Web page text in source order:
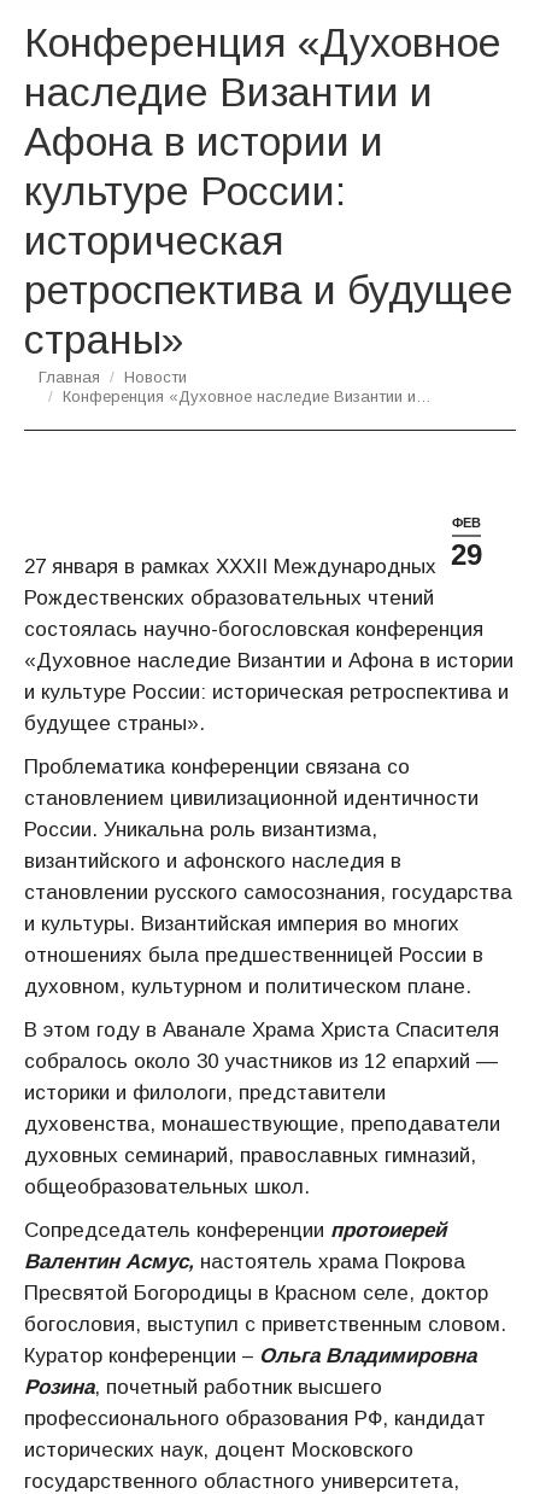
Конференция «Духовное
наследие Византии и
Афона в истории и
культуре России:
историческая
ретроспектива и будущее
страны»
Вы здесь:
Главная
Новости
Конференция «Духовное наследие Византии и…
ФЕВ
29
27 января в рамках XXXІІ Международных
Рождественских образовательных чтений
состоялась научно-богословская конференция
«Духовное наследие Византии и Афона в истории
и культуре России: историческая ретроспектива и
будущее страны».
Проблематика конференции связана со
становлением цивилизационной идентичности
России. Уникальна роль византизма,
византийского и афонского наследия в
становлении русского самосознания, государства
и культуры. Византийская империя во многих
отношениях была предшественницей России в
духовном, культурном и политическом плане.
В этом году в Аванале Храма Христа Спасителя
собралось около 30 участников из 12 епархий ––
историки и филологи, представители
духовенства, монашествующие, преподаватели
духовных семинарий, православных гимназий,
общеобразовательных школ.
Сопредседатель конференции протоиерей
Валентин Асмус, настоятель храма Покрова
Пресвятой Богородицы в Красном селе, доктор
богословия, выступил с приветственным словом.
Куратор конференции – Ольга Владимировна
Розина, почетный работник высшего
профессионального образования РФ, кандидат
исторических наук, доцент Московского
государственного областного университета,